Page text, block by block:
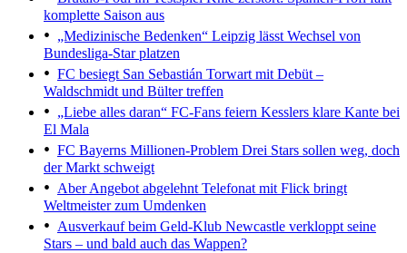
komplette Saison aus
„Medizinische Bedenken“ Leipzig lässt Wechsel von
Bundesliga-Star platzen
FC besiegt San Sebastián Torwart mit Debüt –
Waldschmidt und Bülter treffen
„Liebe alles daran“ FC-Fans feiern Kesslers klare Kante bei
El Mala
FC Bayerns Millionen-Problem Drei Stars sollen weg, doch
der Markt schweigt
Aber Angebot abgelehnt Telefonat mit Flick bringt
Weltmeister zum Umdenken
Ausverkauf beim Geld-Klub Newcastle verkloppt seine
Stars – und bald auch das Wappen?